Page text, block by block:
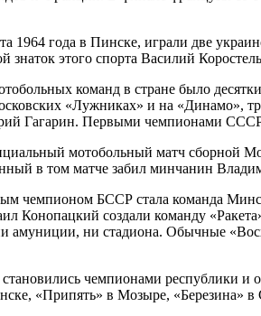
1964 года в Пинске, играли две
знаток этого спорта Василий
команд в стране было
«Лужниках» и на «Динамо»,
Гагарин. Первыми чемпионами
мотобольный матч сборной
в том матче забил минчанин
чемпионом БССР стала команда
создали команду
ни стадиона. Обычные
чемпионами республики
«Припять» в Мозыре, «Березина»